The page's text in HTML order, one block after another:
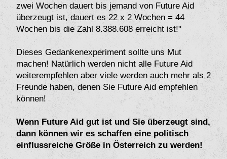
zwei Wochen dauert bis jemand von Future Aid
überzeugt ist, dauert es 22 x 2 Wochen = 44
Wochen bis die Zahl 8.388.608 erreicht ist!"
Dieses Gedankenexperiment sollte uns Mut
machen! Natürlich werden nicht alle Future Aid
weiterempfehlen aber viele werden auch mehr als 2
Freunde haben, denen Sie Future Aid empfehlen
können!
Wenn Future Aid gut ist und Sie überzeugt sind,
dann können wir es schaffen eine politisch
einflussreiche Größe in Österreich zu werden!